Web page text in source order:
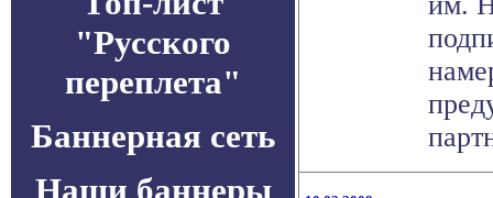
"Русского
переплета"
Баннерная сеть
Наши баннеры